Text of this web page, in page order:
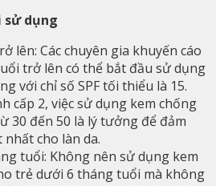
sử dụng
lên: Các chuyên gia khuyến cáo
trở lên có thể bắt đầu sử dụng
với chỉ số SPF tối thiểu là 15.
cấp 2, việc sử dụng kem chống
30 đến 50 là lý tưởng để đảm
cho làn da.
tuổi: Không nên sử dụng kem
trẻ dưới 6 tháng tuổi mà không